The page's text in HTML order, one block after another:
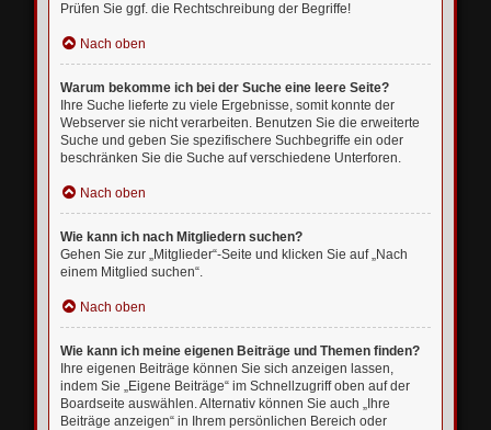
Prüfen Sie ggf. die Rechtschreibung der Begriffe!
Nach oben
Warum bekomme ich bei der Suche eine leere Seite?
Ihre Suche lieferte zu viele Ergebnisse, somit konnte der
Webserver sie nicht verarbeiten. Benutzen Sie die erweiterte
Suche und geben Sie spezifischere Suchbegriffe ein oder
beschränken Sie die Suche auf verschiedene Unterforen.
Nach oben
Wie kann ich nach Mitgliedern suchen?
Gehen Sie zur „Mitglieder“-Seite und klicken Sie auf „Nach
einem Mitglied suchen“.
Nach oben
Wie kann ich meine eigenen Beiträge und Themen finden?
Ihre eigenen Beiträge können Sie sich anzeigen lassen,
indem Sie „Eigene Beiträge“ im Schnellzugriff oben auf der
Boardseite auswählen. Alternativ können Sie auch „Ihre
Beiträge anzeigen“ in Ihrem persönlichen Bereich oder